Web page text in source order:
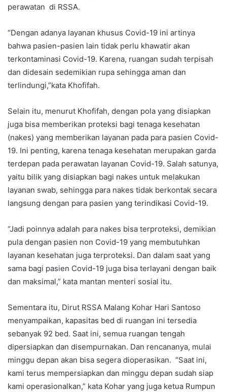
perawatan di RSSA.
“Dengan adanya layanan khusus Covid-19 ini artinya
bahwa pasien-pasien lain tidak perlu khawatir akan
terkontaminasi Covid-19. Karena, ruangan sudah terpisah
dan didesain sedemikian rupa sehingga aman dan
terlindungi,”kata Khofifah.
Selain itu, menurut Khofifah, dengan pola yang disiapkan
juga bisa memberikan proteksi bagi tenaga kesehatan
(nakes) yang memberikan layanan pada para pasien Covid-
19. Ini penting, karena tenaga kesehatan merupakan garda
terdepan pada perawatan layanan Covid-19. Salah satunya,
yaitu bilik yang disiapkan bagi nakes untuk melakukan
layanan swab, sehingga para nakes tidak berkontak secara
langsung dengan para pasien yang terindikasi Covid-19.
“Jadi poinnya adalah para nakes bisa terproteksi, demikian
pula dengan pasien non Covid-19 yang membutuhkan
layanan kesehatan juga terproteksi. Dan dalam saat yang
sama bagi pasien Covid-19 juga bisa terlayani dengan baik
dan maksimal,” kata mantan menteri sosial itu.
Sementara itu, Dirut RSSA Malang Kohar Hari Santoso
menyampaikan, kapasitas bed di ruangan ini tersedia
sebanyak 92 bed. Saat ini, semua ruangan tengah
dipersiapkan dan disempurnakan. Dan rencananya, mulai
minggu depan akan bisa segera dioperasikan. “Saat ini,
kami terus mempersiapkan dan minggu depan sudah siap
kami operasionalkan,” kata Kohar yang juga ketua Rumpun